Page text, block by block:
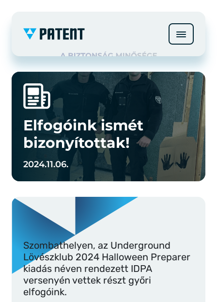
Elfogóink ismét
bizonyítottak!
2024.11.06.
Szombathelyen, az Underground
Lövészklub 2024 Halloween Preparer
kiadás néven rendezett IDPA
versenyén vettek részt győri
elfogóink.